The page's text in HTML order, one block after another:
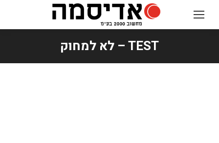
TEST – לא למחוק